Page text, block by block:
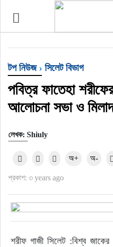
টপ নিউজ
ইন্টারন্যাশনাল
সিলেট বিভাগ
স্পোর্টস
মার্কিন যুক্তরাষ্ট্র
নিউইয়র্ক
ইউরোপ
টপ নিউজ› সিলেট বিভাগ
পবিত্র ফাতেহা
আলোচনা সভা ও
লেখক: Shiuly
প্রকাশ: ৩ years ago
অ+ অ-
শরীফ গাজী সিলেট :বিশ্ব